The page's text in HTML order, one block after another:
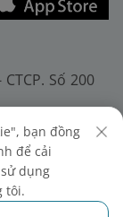
Số 200
(+84-24)
mã số
đầu ngày
10 ngày
bạn đồng
để cải
dụng
tôi.